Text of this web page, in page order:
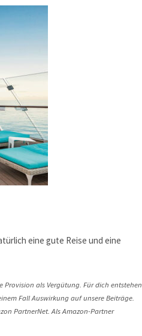
eine gute Reise und eine
als Vergütung. Für dich entstehen
Fall Auswirkung auf unsere Beiträge.
PartnerNet. Als Amazon-Partner